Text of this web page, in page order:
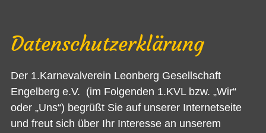
Datenschutzerklärung
Der 1.Karnevalverein Leonberg Gesellschaft
Engelberg e.V. (im Folgenden 1.KVL bzw. „Wir“
oder „Uns“) begrüßt Sie auf unserer Internetseite
und freut sich über Ihr Interesse an unserem